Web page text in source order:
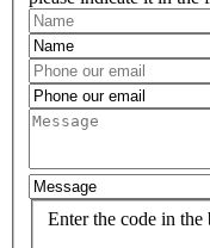
Enter the code in